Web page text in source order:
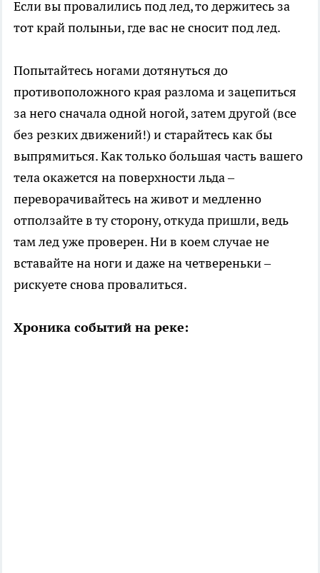
Если вы провалились под лед, то держитесь за
тот край полыньи, где вас не сносит под лед.
Попытайтесь ногами дотянуться до
противоположного края разлома и зацепиться
за него сначала одной ногой, затем другой (все
без резких движений!) и старайтесь как бы
выпрямиться. Как только большая часть вашего
тела окажется на поверхности льда –
переворачивайтесь на живот и медленно
отползайте в ту сторону, откуда пришли, ведь
там лед уже проверен. Ни в коем случае не
вставайте на ноги и даже на четвереньки –
рискуете снова провалиться.
Хроника событий на реке: